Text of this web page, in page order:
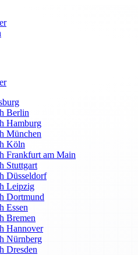
Berlin
Hamburg
München
Köln
Frankfurt am Main
Stuttgart
Düsseldorf
Leipzig
Dortmund
Essen
Bremen
Hannover
Nürnberg
Dresden